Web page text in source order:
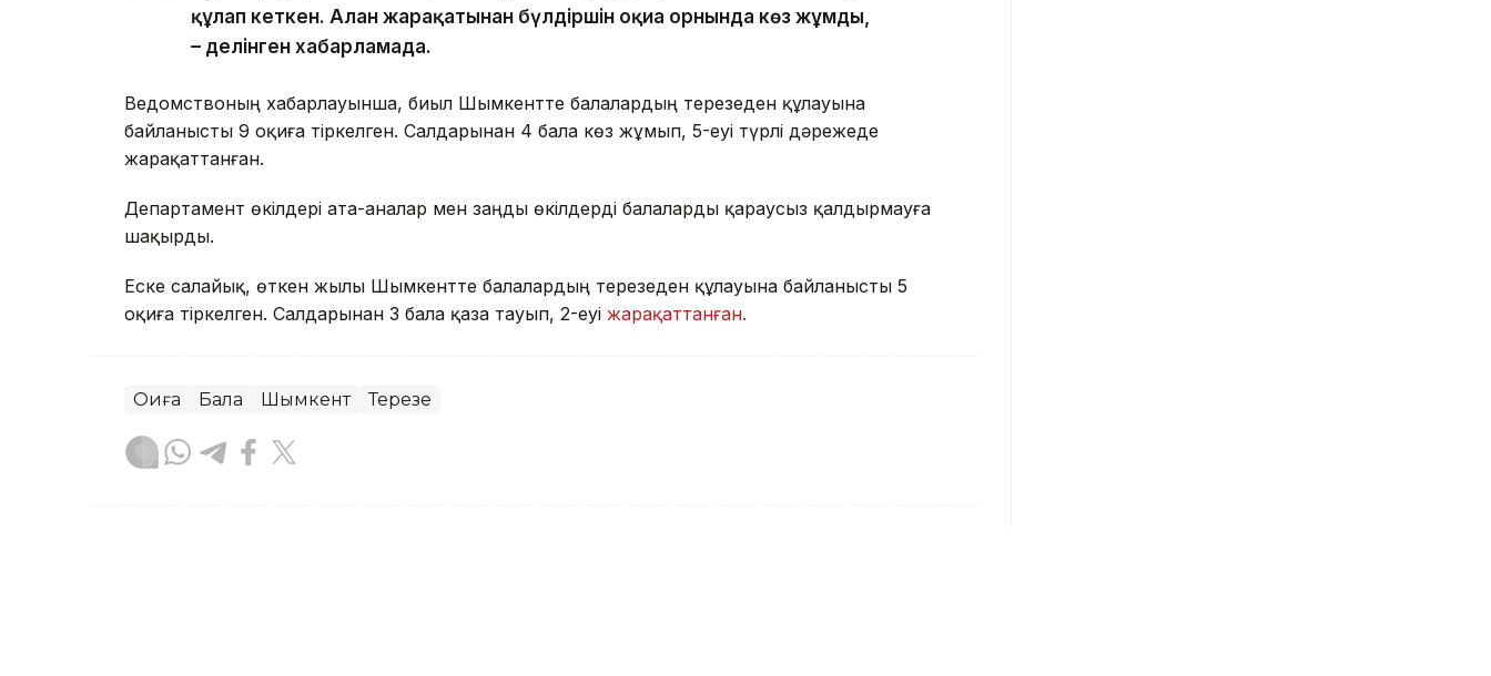
құлап кеткен. Алған жарақатынан бүлдіршін оқиға орнында көз жұмды,
– делінген хабарламада.
Ведомствоның хабарлауынша, биыл Шымкентте балалардың терезеден құлауына
байланысты 9 оқиға тіркелген. Салдарынан 4 бала көз жұмып, 5-еуі түрлі дәрежеде
жарақаттанған.
Департамент өкілдері ата-аналар мен заңды өкілдерді балаларды қараусыз қалдырмауға
шақырды.
Еске салайық, өткен жылы Шымкентте балалардың терезеден құлауына байланысты 5
оқиға тіркелген. Салдарынан 3 бала қаза тауып, 2-еуі жарақаттанған.
Оқиға Бала Шымкент Терезе